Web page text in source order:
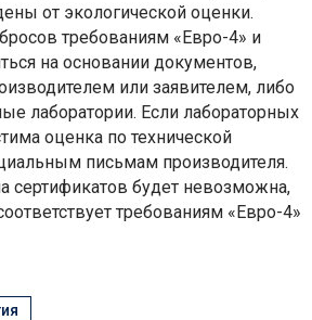
от экологической оценки.
требованиям «Евро-4» и
на основании документов,
или заявителем, либо
лаборатории. Если лабораторных
оценка по технической
письмам производителя.
сертификатов будет невозможна,
требованиям «Евро-4»